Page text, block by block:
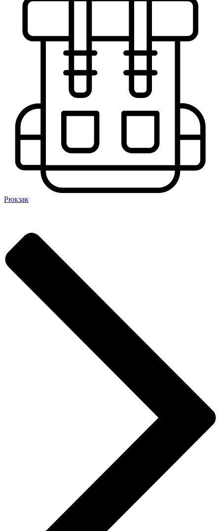
Рюкзак